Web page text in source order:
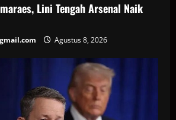
Lini Tengah Arsenal Naik
Agustus 8, 2026